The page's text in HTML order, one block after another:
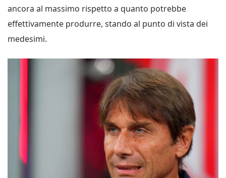
ancora al massimo rispetto a quanto potrebbe
effettivamente produrre, stando al punto di vista dei
medesimi.